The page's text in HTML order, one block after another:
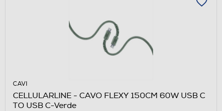
CAVI
CELLULARLINE - CAVO FLEXY 150CM 60W USB C
TO USB C-Verde